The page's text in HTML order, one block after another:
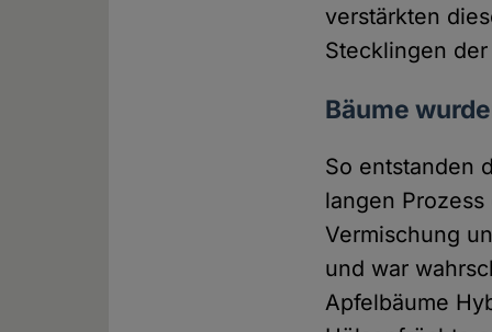
verstärkten
Stecklingen
Bäume
So entstanden
langen
Vermischung
und war
Apfelbäume